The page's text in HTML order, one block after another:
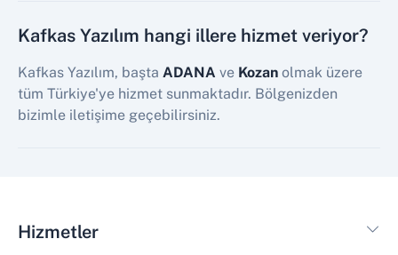
Kafkas Yazılım hangi illere hizmet veriyor?
Kafkas Yazılım, başta ADANA ve Kozan olmak üzere
tüm Türkiye'ye hizmet sunmaktadır. Bölgenizden
bizimle iletişime geçebilirsiniz.
Hizmetler